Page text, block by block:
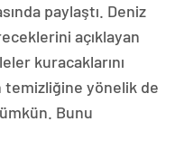
paylaştı. Deniz
açıklayan
kuracaklarını
temizliğine yönelik de
Bunu